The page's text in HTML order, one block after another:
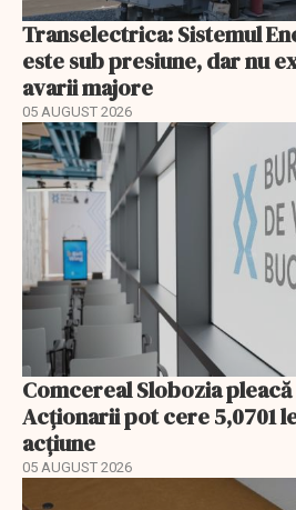
Transelectrica: Sistemul
este sub presiune, dar nu
avarii majore
05 AUGUST 2026
Comcereal Slobozia pleacă
Acționarii pot cere 5,0701
acțiune
05 AUGUST 2026